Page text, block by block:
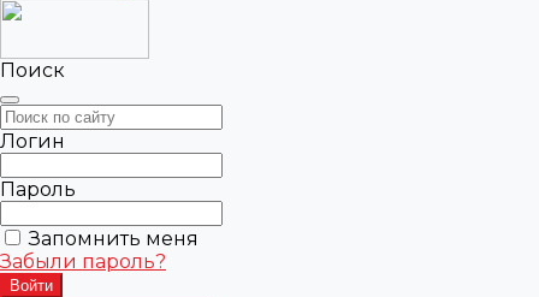
Поиск
Логин
Пароль
Запомнить меня
Забыли пароль?